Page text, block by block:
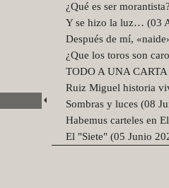
¿Qué es ser
Y se hizo la luz… (03
Después de mí,
¿Que los toros son
TODO A UNA
Ruiz Miguel historia
Sombras y luces (08
Habemus carteles en
El "Siete" (05 Junio